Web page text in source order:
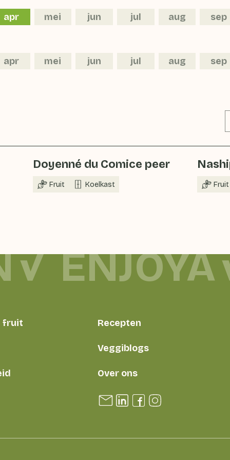
apr mei jun jul aug sep
apr mei jun jul aug sep
Doyenné du Comice peer
Fruit Koelkast Fruit
ENJOYA
fruit Recepten
Veggiblogs
Over ons